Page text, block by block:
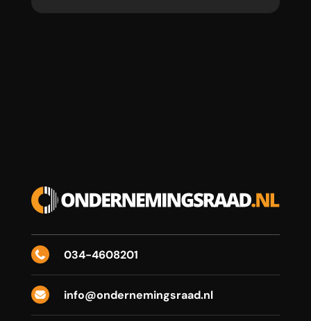
 034-4608201
 info@ondernemingsraad.nl